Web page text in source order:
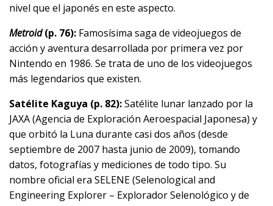
nivel que el japonés en este aspecto.
Metroid(p. 76): Famosísima saga de videojuegos de
acción y aventura desarrollada por primera vez por
Nintendo en 1986. Se trata de uno de los videojuegos
más legendarios que existen.
Satélite Kaguya (p. 82):Satélite lunar lanzado por la
JAXA (Agencia de Exploración Aeroespacial Japonesa) y
que orbitó la Luna durante casi dos años (desde
septiembre de 2007 hasta junio de 2009), tomando
datos, fotografías y mediciones de todo tipo. Su
nombre oficial era SELENE (Selenological and
Engineering Explorer – Explorador Selenológico y de